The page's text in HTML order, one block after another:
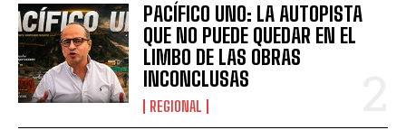
PACÍFICO UNO: LA AUTOPISTA
QUE NO PUEDE QUEDAR EN EL
LIMBO DE LAS OBRAS
INCONCLUSAS
REGIONAL